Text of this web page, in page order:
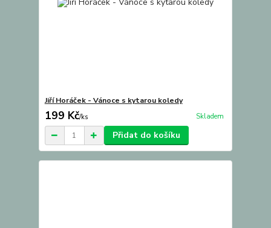
Jiří Horáček - Vánoce s kytarou koledy
199 Kč/ks Skladem
Přidat do košíku